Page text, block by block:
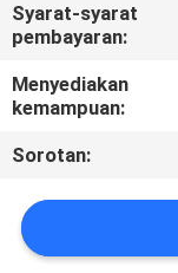
BERITA
KASUS
PRIVACY
Syarat-syarat
pembayaran:
Menyediakan
kemampuan:
Sorotan: